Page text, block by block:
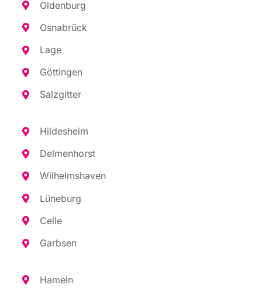
Olden­burg
Osna­brück
Lage
Göt­tin­gen
Salz­git­ter
Hil­des­heim
Del­men­horst
Wil­helms­ha­ven
Lüne­burg
Cel­le
Garb­sen
Hameln